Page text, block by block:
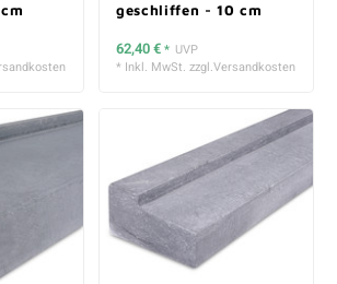
geschliffen - 10 cm
62,40 €* UVP
* Inkl. MwSt. zzgl.Versandkosten